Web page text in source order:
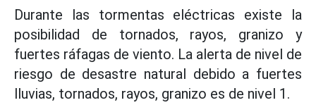
Durante las tormentas eléctricas existe la
posibilidad de tornados, rayos, granizo y
fuertes ráfagas de viento. La alerta de nivel de
riesgo de desastre natural debido a fuertes
lluvias, tornados, rayos, granizo es de nivel 1.